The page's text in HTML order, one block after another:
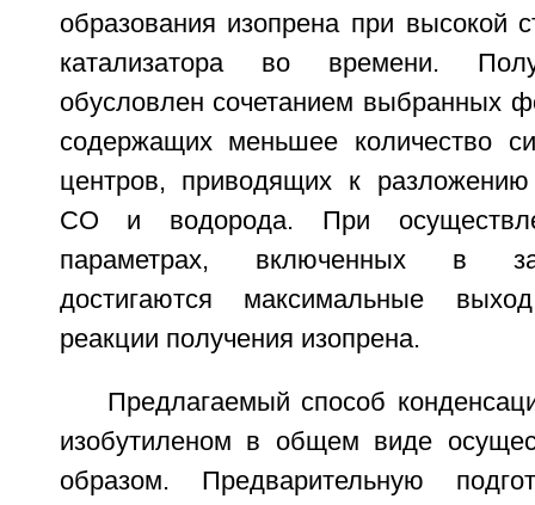
образования изопрена при высокой
катализатора во времени.
обусловлен сочетанием выбранных
содержащих меньшее количество
центров, приводящих к
СО и водорода. При
параметрах, включенных в
достигаются максимальные
реакции получения изопрена.
Предлагаемый способ
изобутиленом в общем виде
образом. Предварительную